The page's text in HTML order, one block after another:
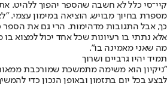
קיי־סי כלל לא חשבה שהספר יהפוך ללהיט.
מספרת בחיוך מבויש, הוציאה במימון עצמי.
כך, אבל התגובות מדהימות. הרי גם את הספר
אלא נתתי בו רעיונות שכל אחד יכול למצוא
מה שאני מאמינה בו".
תמיד יהיו גרביים ושרוך
"ניקיון הוא משימה מתמשכת שמורכבת
לבצע בכל יום בתזמון ובאופן הנכון כדי